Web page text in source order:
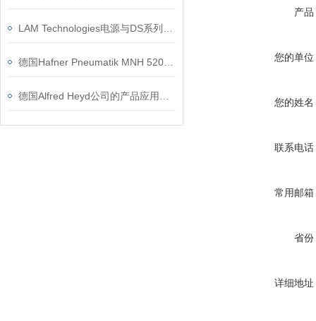
产品
您的单位
您的姓名
联系电话
常用邮箱
省份
详细地址